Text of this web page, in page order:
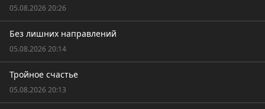
05.08.2026 20:26
Без лишних направлений
05.08.2026 20:14
Тройное счастье
05.08.2026 20:13